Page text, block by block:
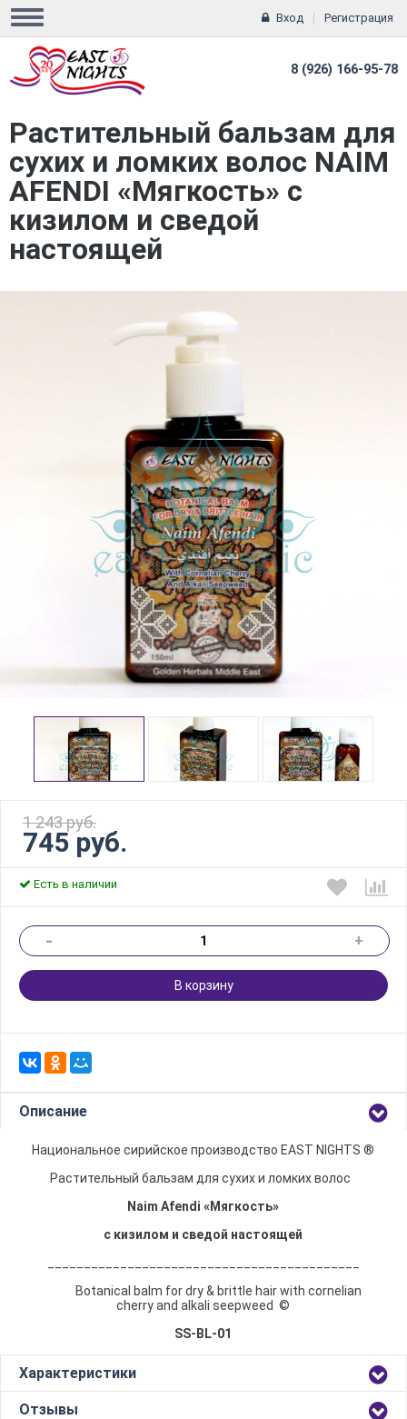
Вход Регистрация
8 (926) 166-95-78
Растительный бальзам для
сухих и ломких волос NAIM
AFENDI «Мягкость» с
кизилом и сведой
настоящей
745 руб.
1 243 руб.
Есть в наличии
- +
В корзину
Описание
Национальное сирийское производство EAST NIGHTS ®
Растительный бальзам для сухих и ломких волос
Naim Afendi «Мягкость»
с кизилом и сведой настоящей
Botanical balm for dry & brittle hair with cornelian
cherry and alkali seepweed ©
SS-BL-01
Характеристики
Отзывы